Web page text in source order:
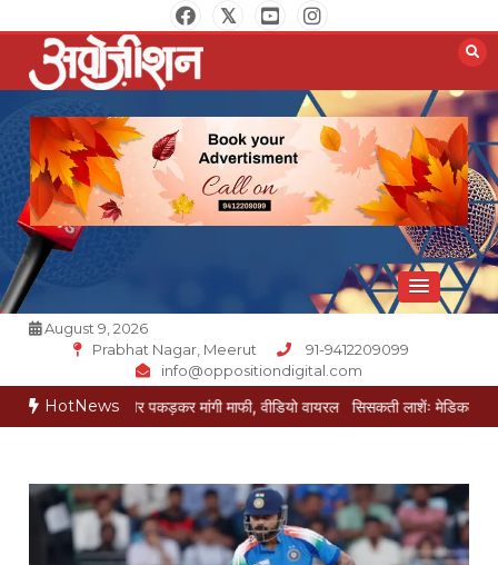
to
content
Opposition Digital
August 9, 2026
Prabhat Nagar, Meerut
91-9412209099
info@oppositiondigital.com
HotNews
ने पैर पकड़कर मांगी माफी, वीडियो वायरल सिसकती लाशेंः मेडिकल के लावारिस वार्ड में